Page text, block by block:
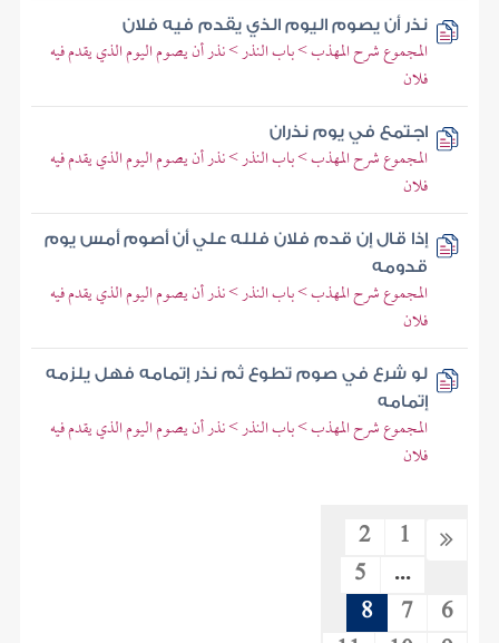
نذر أن يصوم اليوم الذي يقدم فيه فلان
المجموع شرح المهذب > باب النذر > نذر أن يصوم اليوم الذي يقدم فيه
فلان
اجتمع في يوم نذران
المجموع شرح المهذب > باب النذر > نذر أن يصوم اليوم الذي يقدم فيه
فلان
إذا قال إن قدم فلان فلله علي أن أصوم أمس يوم
قدومه
المجموع شرح المهذب > باب النذر > نذر أن يصوم اليوم الذي يقدم فيه
فلان
لو شرع في صوم تطوع ثم نذر إتمامه فهل يلزمه
إتمامه
المجموع شرح المهذب > باب النذر > نذر أن يصوم اليوم الذي يقدم فيه
فلان
1
2
...
5
6
7
8